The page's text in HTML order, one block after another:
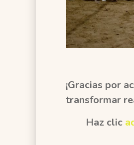
¡Gracias por
transformar
Haz clic